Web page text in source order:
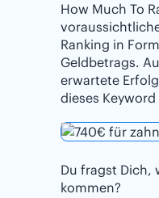
How Much To
Ranking in
Geldbetrags.
erwartete
dieses
Du fragst Dich,
kommen?